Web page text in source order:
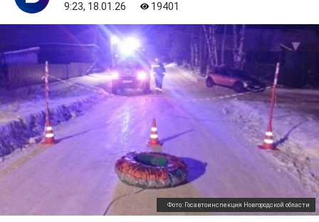
9:23, 18.01.26 19401
Фото: Госавтоинспекция Новгородской области